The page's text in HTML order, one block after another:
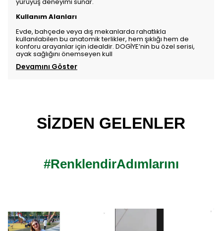
Kullanım Alanları
Evde, bahçede veya dış mekanlarda rahatlıkla
kullanılabilen bu anatomik terlikler, hem şıklığı hem de
konforu arayanlar için idealdir. DOGİYE’nin bu özel serisi,
ayak sağlığını önemseyen kull
Devamını Göster
SİZDEN GELENLER
#RenklendirAdımlarını